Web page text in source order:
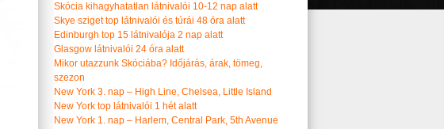
Skócia kihagyhatatlan látnivalói 10-12 nap alatt
Skye sziget top látnivalói és túrái 48 óra alatt
Edinburgh top 15 látnivalója 2 nap alatt
Glasgow látnivalói 24 óra alatt
Mikor utazzunk Skóciába? Időjárás, árak, tömeg,
szezon
New York 3. nap – High Line, Chelsea, Little Island
New York top látnivalói 1 hét alatt
New York 1. nap – Harlem, Central Park, 5th Avenue